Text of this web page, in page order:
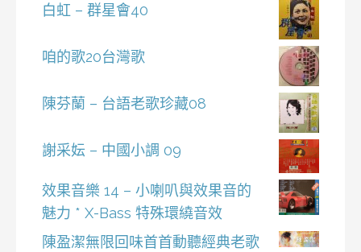
白虹 – 群星會40
咱的歌20台灣歌
陳芬蘭 – 台語老歌珍藏08
謝采妘 – 中國小調 09
效果音樂 14 – 小喇叭與效果音的
魅力 * X-Bass 特殊環繞音效
陳盈潔無限回味首首動聽經典老歌